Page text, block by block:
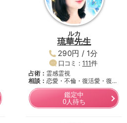
ルカ
琉華先生
290円 / 1分
口コミ：111件
占術： 霊感霊視
相談：恋愛・不倫・復活愛・復
縁・…
鑑定中
0人待ち